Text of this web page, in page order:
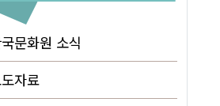
국문화원 소식
자료